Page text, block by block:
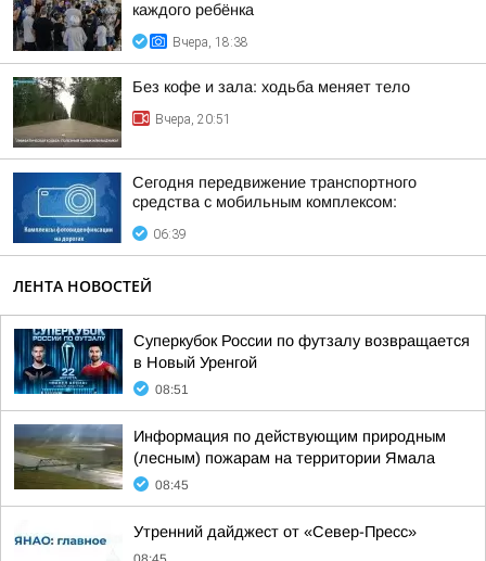
каждого ребёнка
Вчера, 18:38
Без кофе и зала: ходьба меняет тело
Вчера, 20:51
Сегодня передвижение транспортного
средства с мобильным комплексом:
06:39
ЛЕНТА НОВОСТЕЙ
Суперкубок России по футзалу возвращается
в Новый Уренгой
08:51
Информация по действующим природным
(лесным) пожарам на территории Ямала
08:45
Утренний дайджест от «Север-Пресс»